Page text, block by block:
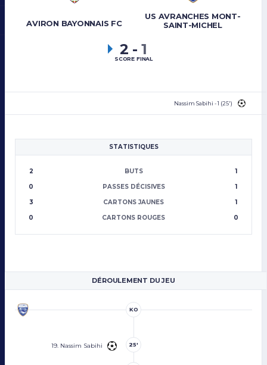
AVIRON BAYONNAIS FC
US AVRANCHES MONT-
SAINT-MICHEL
2 - 1
SCORE FINAL
Nassim Sabihi - 1 (25')
STATISTIQUES
2 BUTS
1
0
PASSES DÉCISIVES
1
3
CARTONS JAUNES
1
0
CARTONS ROUGES 0
DÉROULEMENT DU JEU
KO
19. Nassim Sabihi 25'